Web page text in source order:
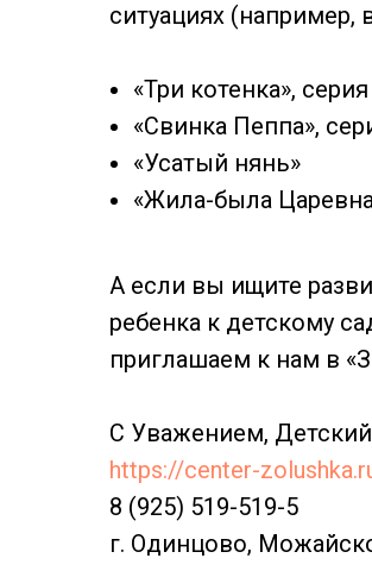
ситуациях (например,
«Три котенка»,
«Свинка Пеппа»,
«Усатый нянь»
«Жила-была
А если вы ищите
ребенка к детскому
приглашаем к нам в
С Уважением,
https://center-
8 (925) 519-519-5
г. Одинцово,